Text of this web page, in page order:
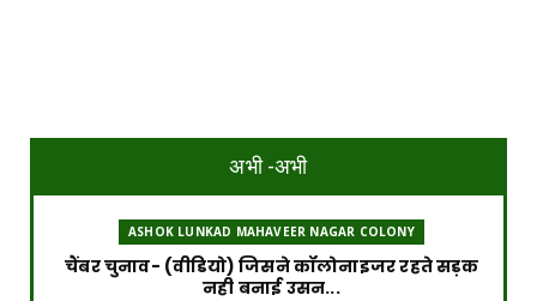
अभी -अभी
ASHOK LUNKAD MAHAVEER NAGAR COLONY
चैंबर चुनाव- (वीडियो) जिसने कॉलोनाइजर रहते सड़क
नही बनाई उसन...